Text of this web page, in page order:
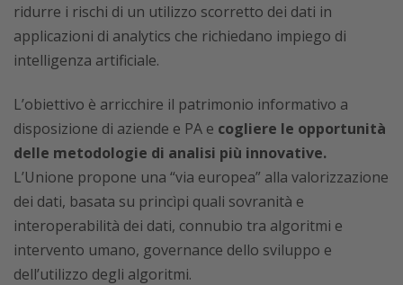
ridurre i rischi di un utilizzo scorretto dei dati in
applicazioni di analytics che richiedano impiego di
intelligenza artificiale.
L’obiettivo è arricchire il patrimonio informativo a
disposizione di aziende e PA e cogliere le opportunità
delle metodologie di analisi più innovative.
L’Unione propone una “via europea” alla valorizzazione
dei dati, basata su princìpi quali sovranità e
interoperabilità dei dati, connubio tra algoritmi e
intervento umano, governance dello sviluppo e
dell’utilizzo degli algoritmi.